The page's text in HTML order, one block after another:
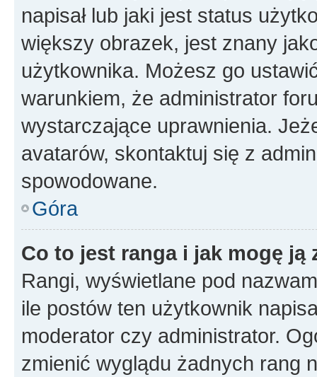
napisał lub jaki jest status
większy obrazek, jest znany
użytkownika. Możesz go
warunkiem, że administrator
wystarczające uprawnienia.
avatarów, skontaktuj się z
spowodowane.
Góra
Co to jest ranga i jak mogę ją
Rangi, wyświetlane pod
ile postów ten użytkownik
moderator czy administrator.
zmienić wyglądu żadnych rang